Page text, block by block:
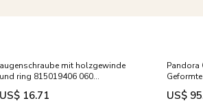
augenschraube mit holzgewinde
und ring 815019406 060
Titel:Default Title
US$ 16.71
Pandora
US$